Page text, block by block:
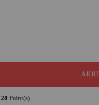
28 Point(s)